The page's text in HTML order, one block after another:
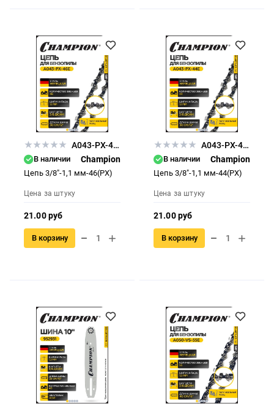
A043-PX-46E
В наличии Champion
Цепь 3/8"-1,1 мм-46(PX)
Цена за штуку
21.00 руб
В корзину
A043-PX-44E
В наличии Champion
Цепь 3/8"-1,1 мм-44(PX)
Цена за штуку
21.00 руб
В корзину